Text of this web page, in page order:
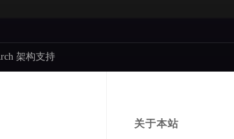
架构支持
关于本站